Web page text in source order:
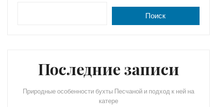
s
ni
Поиск
Последние записи
Природные особенности бухты Песчаной и подход к ней на
катере